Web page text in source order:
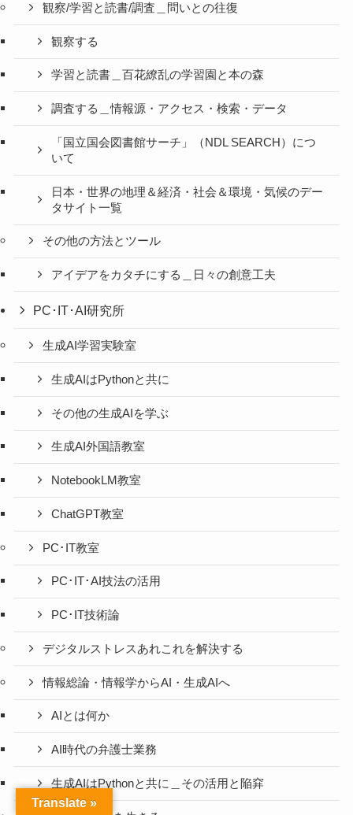
観察/学習と読書/調査＿問いとの往復
観察する
学習と読書＿百花繚乱の学習園と本の森
調査する＿情報源・アクセス・検索・データ
「国立国会図書館サーチ」（NDL SEARCH）につ
いて
日本・世界の地理＆経済・社会＆環境・気候のデー
タサイト一覧
その他の方法とツール
アイデアをカタチにする＿日々の創意工夫
PC･IT･AI研究所
生成AI学習実験室
生成AIはPythonと共に
その他の生成AIを学ぶ
生成AI外国語教室
NotebookLM教室
ChatGPT教室
PC･IT教室
PC･IT･AI技法の活用
PC･IT技術論
デジタルストレスあれこれを解決する
情報総論・情報学からAI・生成AIへ
AIとは何か
AI時代の弁護士業務
生成AIはPythonと共に＿その活用と陥穽
Translate »